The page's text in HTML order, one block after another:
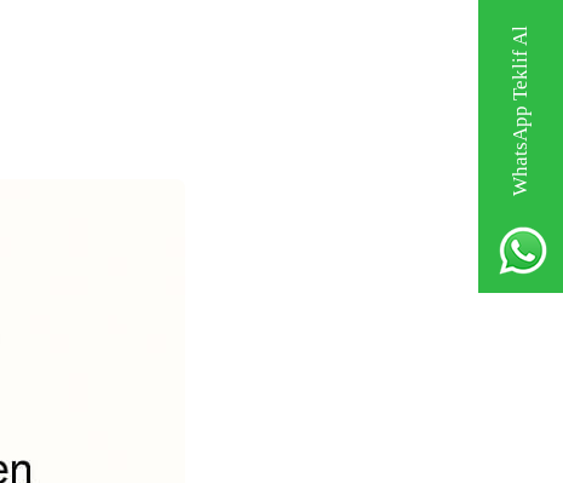
WhatsApp Teklif Al